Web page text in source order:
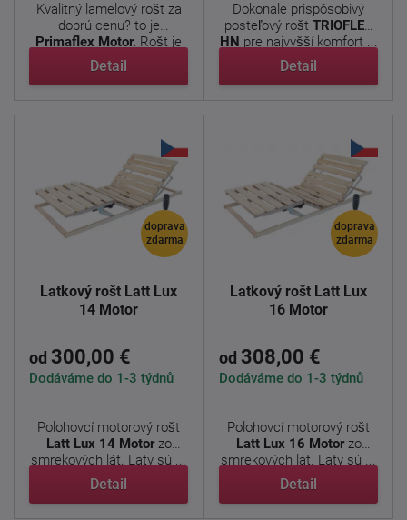
Kvalitný lamelový rošt za
dobrú cenu? to je
Primaflex Motor. Rošt je
...
Detail
Dokonale prispôsobivý
posteľový rošt TRIOFLEX
HN pre najvyšší komfort ...
Detail
doprava
zdarma
Latkový rošt Latt Lux
14 Motor
od 300,00 €
Dodáváme do 1-3 týdnů
Polohovcí motorový rošt
Latt Lux 14 Motorzo
smrekových lát. Laty sú ...
Detail
doprava
zdarma
Latkový rošt Latt Lux
16 Motor
od 308,00 €
Dodáváme do 1-3 týdnů
Polohovcí motorový rošt
Latt Lux 16 Motorzo
smrekových lát. Laty sú ...
Detail